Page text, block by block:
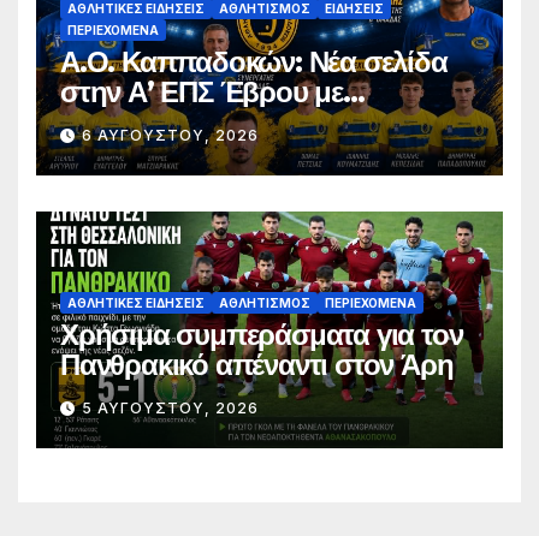
ΑΘΛΗΤΙΚΈΣ ΕΙΔΉΣΕΙΣ ΑΘΛΗΤΙΣΜΌΣ
ΕΙΔΉΣΕΙΣ
ΠΕΡΙΕΧΌΜΕΝΑ
Α.Ο. Καππαδοκών: Νέα σελίδα
στην Α’ ΕΠΣ Έβρου με
φιλοδοξίες, σταθερότητα και
επένδυση στη νέα γενιά
6 ΑΥΓΟΎΣΤΟΥ, 2026
ΑΘΛΗΤΙΚΈΣ ΕΙΔΉΣΕΙΣ ΑΘΛΗΤΙΣΜΌΣ ΠΕΡΙΕΧΌΜΕΝΑ
Χρήσιμα συμπεράσματα για τον
Πανθρακικό απέναντι στον Άρη
5 ΑΥΓΟΎΣΤΟΥ, 2026